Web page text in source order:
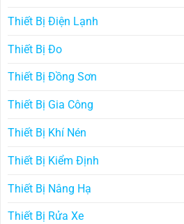
Thiết Bị Điện Lạnh
Thiết Bị Đo
Thiết Bị Đồng Sơn
Thiết Bị Gia Công
Thiết Bị Khí Nén
Thiết Bị Kiểm Định
Thiết Bị Nâng Hạ
Thiết Bị Rửa Xe